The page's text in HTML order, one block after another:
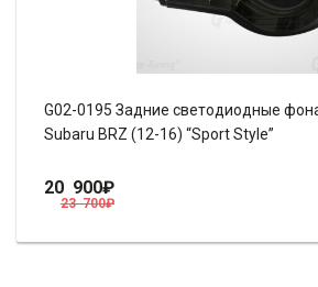
G02-0195 Задние светодиодные
Subaru BRZ (12-16) “Sport Style”
23 700₽
20 900₽